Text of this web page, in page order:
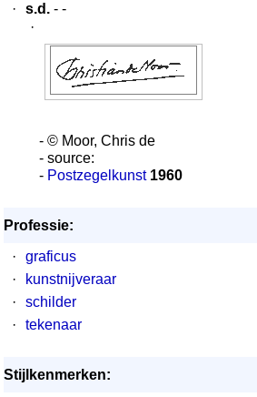
·
s.d. - -
·
- © Moor, Chris de
- source:
- Postzegelkunst 1960
Professie:
·
graficus
·
kunstnijveraar
·
schilder
·
tekenaar
Stijlkenmerken: